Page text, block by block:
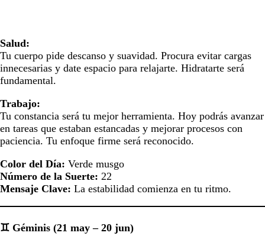
Salud:
Tu cuerpo pide descanso y suavidad. Procura evitar cargas
innecesarias y date espacio para relajarte. Hidratarte será
fundamental.
Trabajo:
Tu constancia será tu mejor herramienta. Hoy podrás avanzar
en tareas que estaban estancadas y mejorar procesos con
paciencia. Tu enfoque firme será reconocido.
Color del Día: Verde musgo
Número de la Suerte: 22
Mensaje Clave: La estabilidad comienza en tu ritmo.
♊ Géminis (21 may – 20 jun)